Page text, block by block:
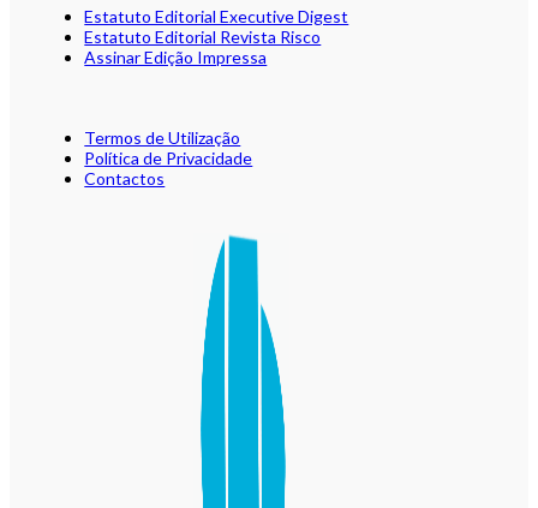
Estatuto Editorial Executive Digest
Estatuto Editorial Revista Risco
Assinar Edição Impressa
Termos de Utilização
Política de Privacidade
Contactos